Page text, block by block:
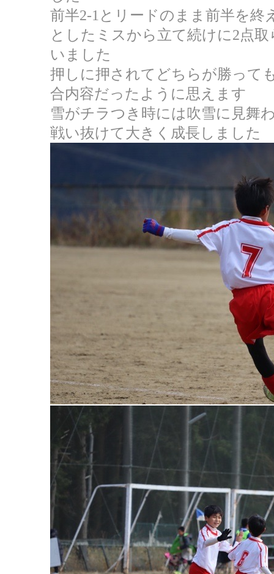
前半2-1とリードのまま前半を終
としたミスから立て続けに2点
いました
押しに押されてどちらが勝って
合内容だったように思えます
雪がチラつき時には吹雪に見舞
戦い抜けて大きく成長しました